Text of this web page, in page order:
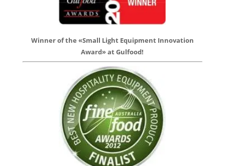
Winner of the «Small Light Equipment Innovation
Award» at Gulfood!